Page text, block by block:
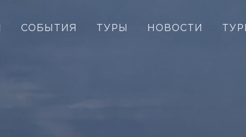
СОБЫТИЯ ТУРЫ НОВОСТИ